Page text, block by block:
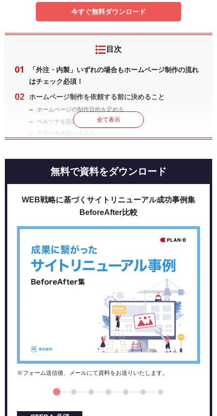
今すぐ無料ダウンロード
目次
「外注・内製」いずれの場合もホームページ制作の流れ
はチェック必須！
ホームページ制作を依頼する前に決めること
ホームページの制作目的を定める
ペルソナを設定する
予算や条件面を決める
STEP 02：ホームページの企画策定
STEP 03：全体像の設計
STEP 04：実際のホームページ制作
STEP 05：公開・運用
ホームページは自社で制作できる？
デザイナー
プロジェクトマネージャー
SEOコンサルタント
ウェブ解析者
ホームページ制作における問題点
デザインが詰められていない
SEO対策が効果的に行われない
ウェブ解析がうまくできていない
ホームページ制作会社に依頼する際のポイント
制作会社のサポート体制をチェックする
打ち合わせの頻度をチェックする
必ず相見積もりを行う
全て表示
無料で資料をダウンロード
※フォーム送信後、メールにて資料をお送りいたします。
WEB戦略に基づくサイトリニューアル成功事例集
BeforeAfter比較